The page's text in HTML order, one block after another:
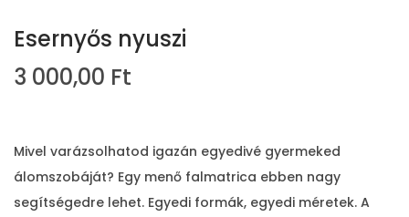
Esernyős nyuszi
3 000,00 Ft
Mivel varázsolhatod igazán egyedivé gyermeked
álomszobáját? Egy menő falmatrica ebben nagy
segítségedre lehet. Egyedi formák, egyedi méretek. A